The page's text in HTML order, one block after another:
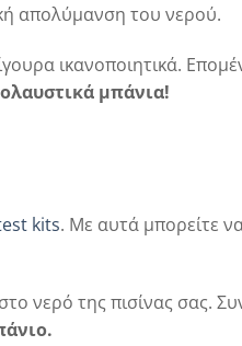
απολύμανση του νερού.
ικανοποιητικά.
μπάνια!
kits. Με αυτά μπορείτε
νερό της πισίνας σας.